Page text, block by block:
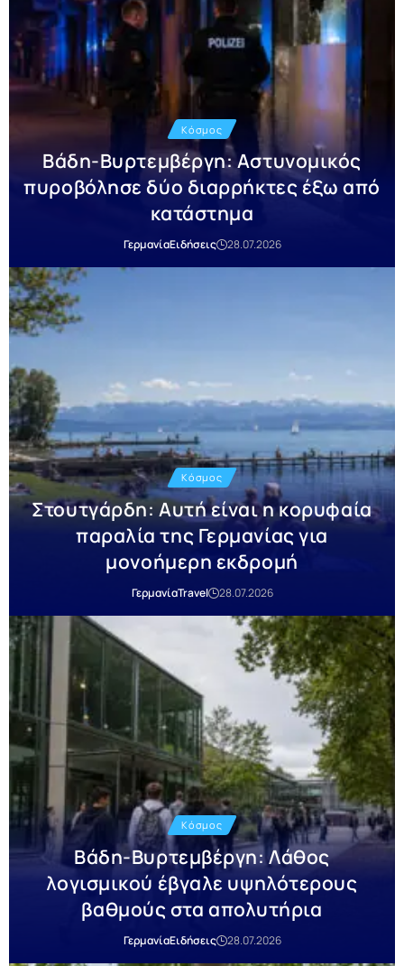
Κόσμος
Βάδη-Βυρτεμβέργη: Αστυνομικός
πυροβόλησε δύο διαρρήκτες έξω από
κατάστημα
ΓερμανίαΕιδήσεις 28.07.2026
Κόσμος
Στουτγάρδη: Αυτή είναι η κορυφαία
παραλία της Γερμανίας για
μονοήμερη εκδρομή
ΓερμανίαTravel 28.07.2026
Κόσμος
Βάδη-Βυρτεμβέργη: Λάθος
λογισμικού έβγαλε υψηλότερους
βαθμούς στα απολυτήρια
ΓερμανίαΕιδήσεις 28.07.2026